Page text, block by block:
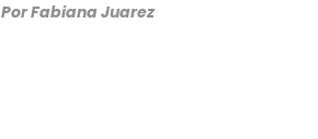
PorFabiana Juarez